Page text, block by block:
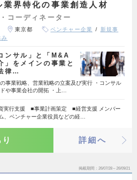
業界特化の事業創造人材
コーディネーター
東京都 ベンチャー企業
新規事
み
ンサル」と「M&A
」をメインの事業と
律…
事業戦略、営業戦略の立案及び実行 ・コンサル
や事業会社の開拓 ・上…
実行支援 ■事業計画策定 ■経営支援 メンバー
、ベンチャー企業役員などの経…
詳細へ
掲載期間 26/07/28～26/09/21